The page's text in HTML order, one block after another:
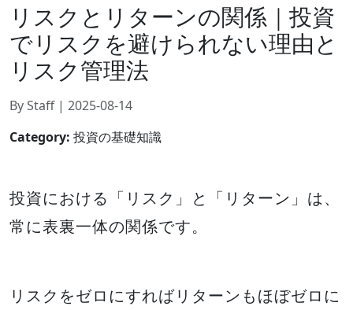
リスクとリターンの関係｜投資
でリスクを避けられない理由と
リスク管理法
By Staff | 2025-08-14
Category: 投資の基礎知識
投資における「リスク」と「リターン」は、
常に表裏一体の関係です。
リスクをゼロにすればリターンもほぼゼロに